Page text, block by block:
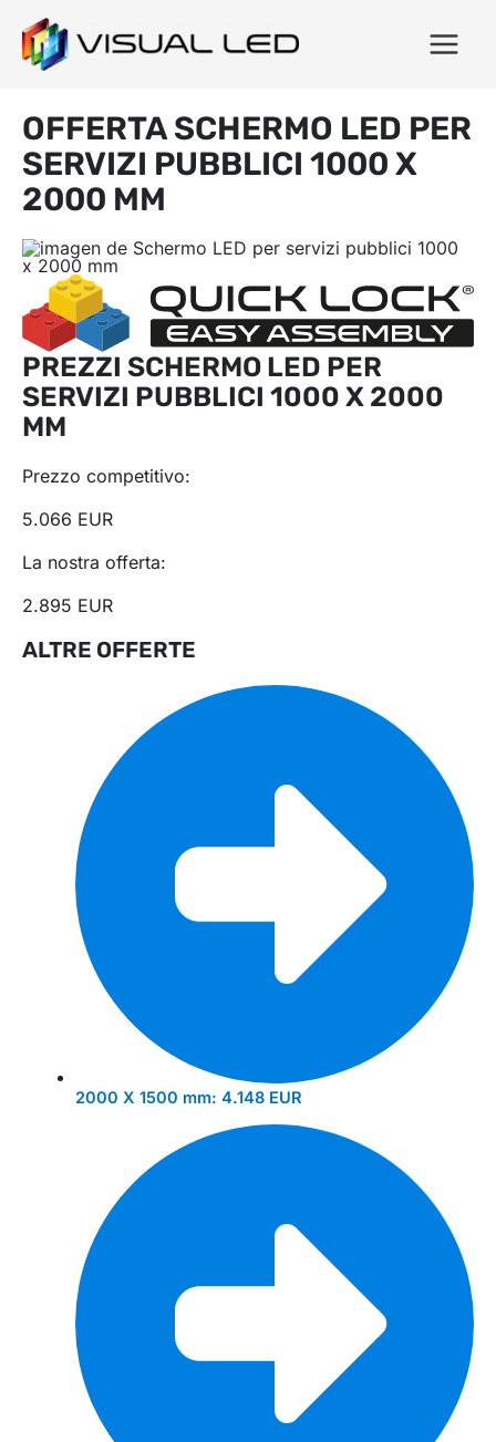
OFFERTA SCHERMO LED PER
SERVIZI PUBBLICI 1000 X
2000 MM
PREZZI SCHERMO LED PER
SERVIZI PUBBLICI 1000 X 2000
MM
Prezzo competitivo:
5.066 EUR
La nostra offerta:
2.895 EUR
ALTRE OFFERTE
2000 X 1500 mm: 4.148 EUR